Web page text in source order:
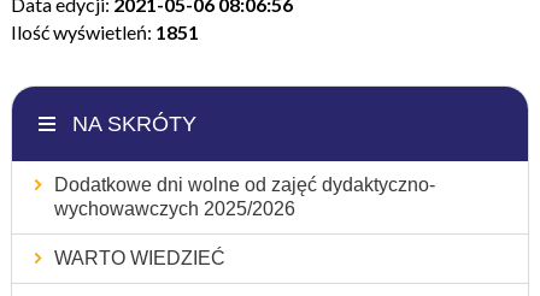
Data edycji: 2021-05-06 08:06:56
Ilość wyświetleń: 1851
NA SKRÓTY
Dodatkowe dni wolne od zajęć dydaktyczno-
wychowawczych 2025/2026
WARTO WIEDZIEĆ